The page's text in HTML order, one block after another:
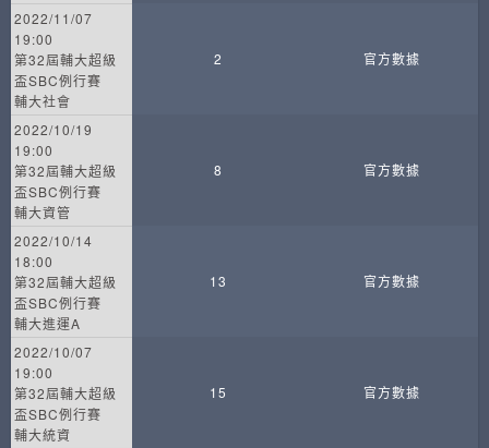
2022/11/07
19:00
第32屆輔大超級
盃SBC例行賽
輔大社會
2 官方數據
2022/10/19
19:00
第32屆輔大超級
盃SBC例行賽
輔大資管
8 官方數據
2022/10/14
18:00
第32屆輔大超級
盃SBC例行賽
輔大進運A
13 官方數據
2022/10/07
19:00
第32屆輔大超級
盃SBC例行賽
輔大統資
15 官方數據